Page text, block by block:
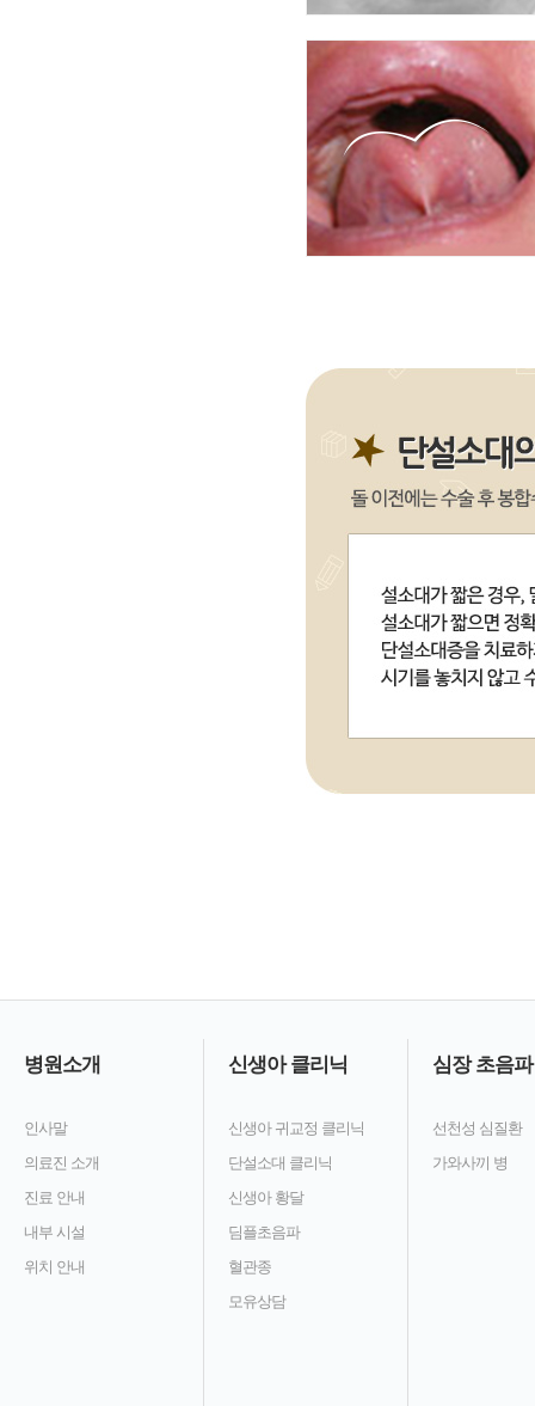
병원소개
인사말
의료진 소개
진료 안내
내부 시설
위치 안내
신생아 클리닉
신생아 귀교정 클리닉
단설소대 클리닉
신생아 황달
딤플초음파
혈관종
모유상담
심장 초음파
선천성 심질환
가와사끼 병